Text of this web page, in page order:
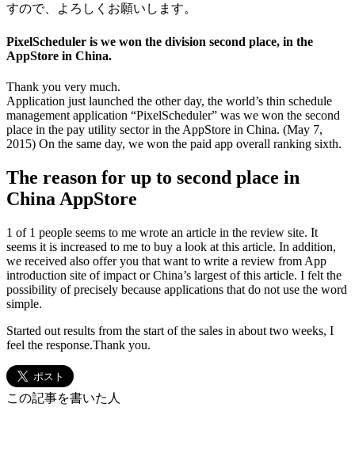
すので、よろしくお願いします。
PixelScheduler is we won the division second place, in the
AppStore in China.
Thank you very much.
Application just launched the other day, the world’s thin schedule
management application “PixelScheduler” was we won the second
place in the pay utility sector in the AppStore in China. (May 7,
2015) On the same day, we won the paid app overall ranking sixth.
The reason for up to second place in
China AppStore
1 of 1 people seems to me wrote an article in the review site. It
seems it is increased to me to buy a look at this article. In addition,
we received also offer you that want to write a review from App
introduction site of impact or China’s largest of this article. I felt the
possibility of precisely because applications that do not use the word
simple.
Started out results from the start of the sales in about two weeks, I
feel the response.Thank you.
この記事を書いた人